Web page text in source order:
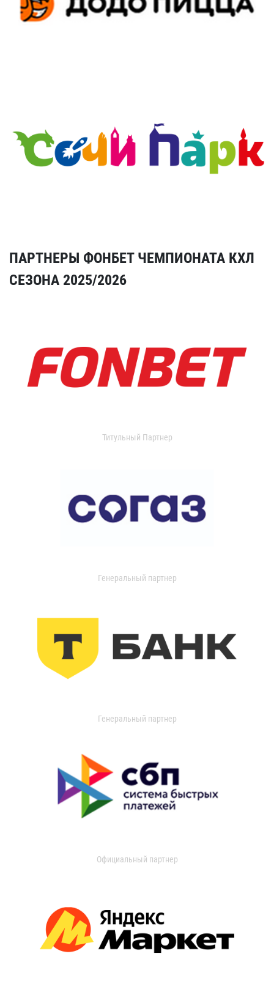
ПАРТНЕРЫ ФОНБЕТ ЧЕМПИОНАТА КХЛ
СЕЗОНА 2025/2026
Титульный Партнер
Генеральный партнер
Генеральный партнер
Официальный партнер